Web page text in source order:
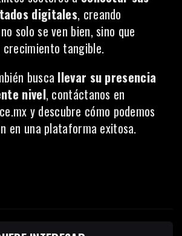
digitales, creando
solo se ven bien, sino que
tangible.
busca llevar su presencia
nivel, contáctanos en
y descubre cómo podemos
en una plataforma exitosa.